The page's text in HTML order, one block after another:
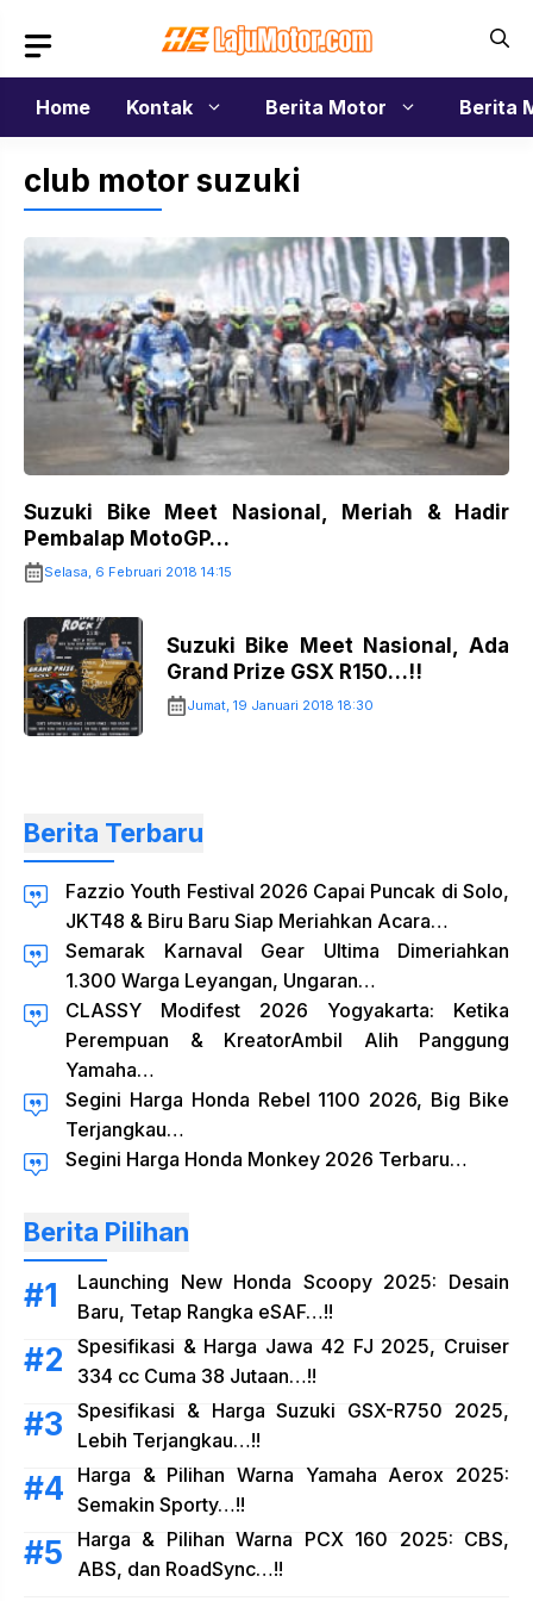
isi
Home
Kontak Berita Motor Berita
club motor suzuki
Suzuki Bike Meet Nasional, Meriah & Hadir
Pembalap MotoGP…
Selasa, 6 Februari 2018 14:15
Suzuki Bike Meet Nasional, Ada
Grand Prize GSX R150…!!
Jumat, 19 Januari 2018 18:30
Berita Terbaru
Fazzio Youth Festival 2026 Capai Puncak di Solo,
JKT48 & Biru Baru Siap Meriahkan Acara…
Semarak Karnaval Gear Ultima Dimeriahkan
1.300 Warga Leyangan, Ungaran…
CLASSY Modifest 2026 Yogyakarta: Ketika
Perempuan & KreatorAmbil Alih Panggung
Yamaha…
Segini Harga Honda Rebel 1100 2026, Big Bike
Terjangkau…
Segini Harga Honda Monkey 2026 Terbaru…
Berita Pilihan
Launching New Honda Scoopy 2025: Desain
Baru, Tetap Rangka eSAF…!!
Spesifikasi & Harga Jawa 42 FJ 2025, Cruiser
334 cc Cuma 38 Jutaan…!!
Spesifikasi & Harga Suzuki GSX-R750 2025,
Lebih Terjangkau…!!
Harga & Pilihan Warna Yamaha Aerox 2025:
Semakin Sporty…!!
Harga & Pilihan Warna PCX 160 2025: CBS,
ABS, dan RoadSync…!!